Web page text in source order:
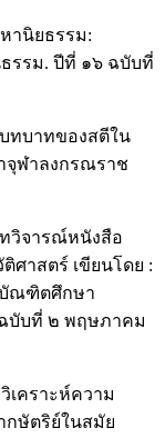
านิยธรรม:
รรม. ปีที่ ๑๖ ฉบับที่
ทบาทของสตีใน
จุฬาลงกรณราช
วิจารณ์หนังสือ
ศาสตร์ เขียนโดย :
บัณฑิตศึกษา
บับที่ ๒ พฤษภาคม
เคราะห์ความ
ษัตริย์ในสมัย